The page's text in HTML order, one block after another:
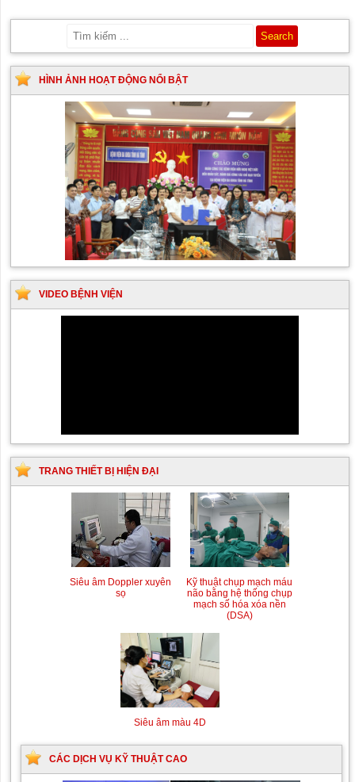
HÌNH ẢNH HOẠT ĐỘNG NỔI BẬT
VIDEO BỆNH VIỆN
TRANG THIẾT BỊ HIỆN ĐẠI
Siêu âm Doppler xuyên
sọ
Kỹ thuật chụp mạch máu
não bằng hệ thống chụp
mạch số hóa xóa nền
(DSA)
Siêu âm màu 4D
CÁC DỊCH VỤ KỸ THUẬT CAO